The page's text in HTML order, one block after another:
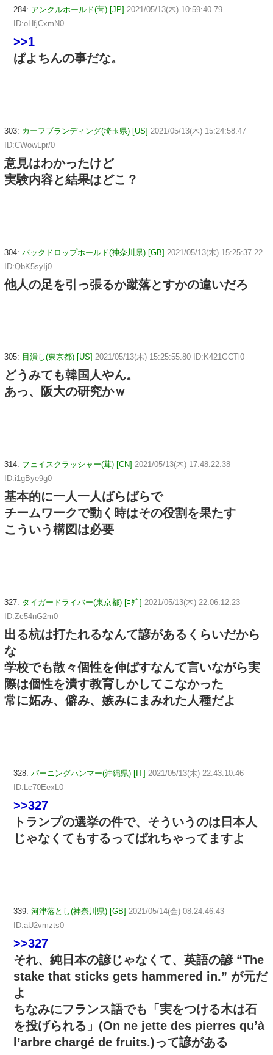
284: アンクルホールド(茸) [JP] 2021/05/13(木) 10:59:40.79
ID:oHfjCxmN0
>>1
ぱよちんの事だな。
303: カーフブランディング(埼玉県) [US] 2021/05/13(木) 15:24:58.47
ID:CWowLpr/0
意見はわかったけど
実験内容と結果はどこ？
304: バックドロップホールド(神奈川県) [GB] 2021/05/13(木) 15:25:37.22
ID:QbK5syIj0
他人の足を引っ張るか蹴落とすかの違いだろ
305: 目潰し(東京都) [US] 2021/05/13(木) 15:25:55.80 ID:K421GCTl0
どうみても韓国人やん。
あっ、阪大の研究かｗ
314: フェイスクラッシャー(茸) [CN] 2021/05/13(木) 17:48:22.38
ID:i1gBye9g0
基本的に一人一人ばらばらで
チームワークで動く時はその役割を果たす
こういう構図は必要
327: タイガードライバー(東京都) [ﾆﾀﾞ] 2021/05/13(木) 22:06:12.23
ID:Zc54nG2m0
出る杭は打たれるなんて諺があるくらいだから
な
学校でも散々個性を伸ばすなんて言いながら実
際は個性を潰す教育しかしてこなかった
常に妬み、僻み、嫉みにまみれた人種だよ
328: バーニングハンマー(沖縄県) [IT] 2021/05/13(木) 22:43:10.46
ID:Lc70EexL0
>>327
トランプの選挙の件で、そういうのは日本人
じゃなくてもするってばれちゃってますよ
339: 河津落とし(神奈川県) [GB] 2021/05/14(金) 08:24:46.43
ID:aU2vmzts0
>>327
それ、純日本の諺じゃなくて、英語の諺 “The
stake that sticks gets hammered in.” が元だ
よ
ちなみにフランス語でも「実をつける木は石
を投げられる」(On ne jette des pierres qu’à
l’arbre chargé de fruits.)って諺がある